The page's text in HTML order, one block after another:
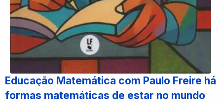
Educação Matemática com Paulo Freire há
formas matemáticas de estar no mundo